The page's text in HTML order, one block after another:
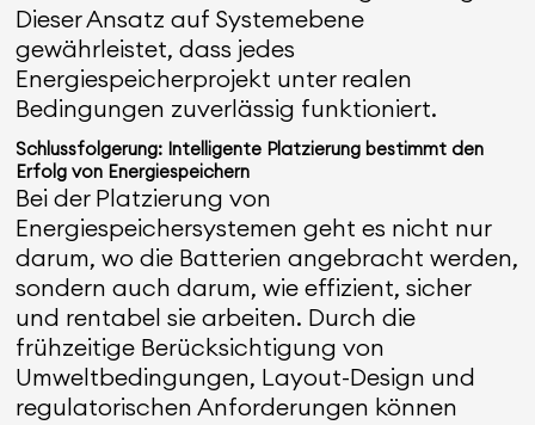
Dieser Ansatz auf Systemebene
gewährleistet, dass jedes
Energiespeicherprojekt unter realen
Bedingungen zuverlässig funktioniert.
Schlussfolgerung: Intelligente Platzierung bestimmt den
Erfolg von Energiespeichern
Bei der Platzierung von
Energiespeichersystemen geht es nicht nur
darum, wo die Batterien angebracht werden,
sondern auch darum, wie effizient, sicher
und rentabel sie arbeiten. Durch die
frühzeitige Berücksichtigung von
Umweltbedingungen, Layout-Design und
regulatorischen Anforderungen können